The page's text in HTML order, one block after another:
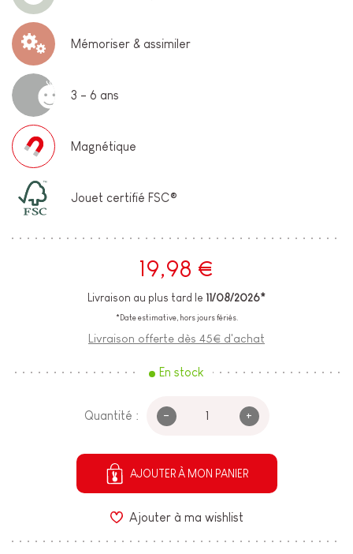
Mémoriser & assimiler
3 - 6 ans
Magnétique
Jouet certifié FSC®
19,98 €
Livraison au plus tard le 11/08/2026*
*Date estimative, hors jours fériés.
Livraison offerte dès 45€ d'achat
En stock
Quantité : - +
AJOUTER À MON PANIER
Ajouter à ma wishlist